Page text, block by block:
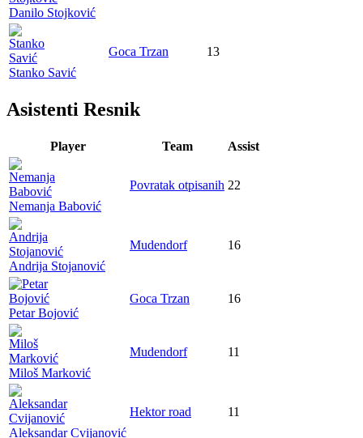
Danilo Stojković
Stanko Savić
Goca Trzan 13
Asistenti Resnik
Player Team Assist
Nemanja Babović
Povratak otpisanih 22
Andrija Stojanović
Mudendorf 16
Petar Bojović
Goca Trzan 16
Miloš Marković
Mudendorf 11
Aleksandar Cvijanović
Hektor road 11